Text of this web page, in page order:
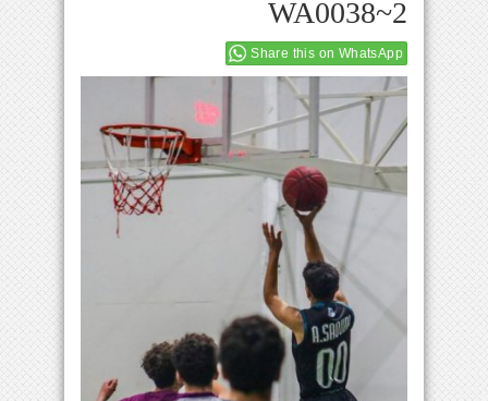
WA0038~2
Share this on WhatsApp